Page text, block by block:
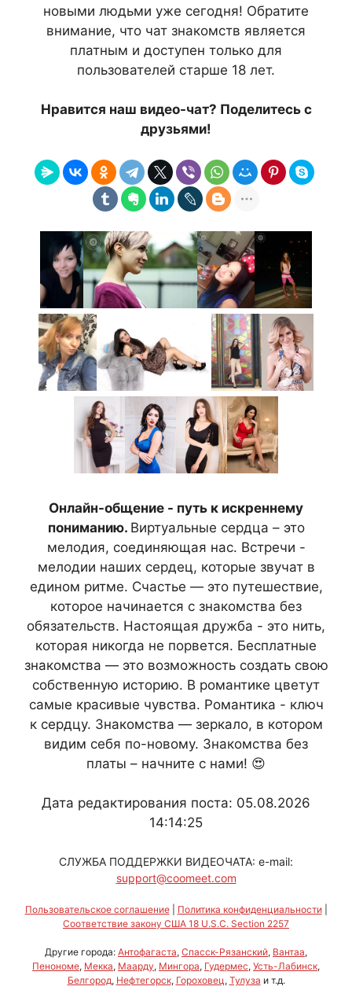
новыми людьми уже сегодня! Обратите
внимание, что чат знакомств является
платным и доступен только для
пользователей старше 18 лет.
Нравится наш видео-чат? Поделитесь с
друзьями!
Онлайн-общение - путь к искреннему
пониманию. Виртуальные сердца – это
мелодия, соединяющая нас. Встречи -
мелодии наших сердец, которые звучат в
едином ритме. Счастье — это путешествие,
которое начинается с знакомства без
обязательств. Настоящая дружба - это нить,
которая никогда не порвется. Бесплатные
знакомства — это возможность создать свою
собственную историю. В романтике цветут
самые красивые чувства. Романтика - ключ
к сердцу. Знакомства — зеркало, в котором
видим себя по-новому. Знакомства без
платы – начните с нами! 😍
Дата редактирования поста: 05.08.2026
14:14:25
СЛУЖБА ПОДДЕРЖКИ ВИДЕОЧАТА: e-mail:
support@coomeet.com
Пользовательское соглашение| Политика конфиденциальности|
Соответствие закону США 18 U.S.C. Section 2257
Другие города: Антофагаста, Спасск-Рязанский, Вантаа,
Пенономе, Мекка, Маарду, Мингора, Гудермес, Усть-Лабинск,
Белгород, Нефтегорск, Гороховец , Тулуза и т.д.